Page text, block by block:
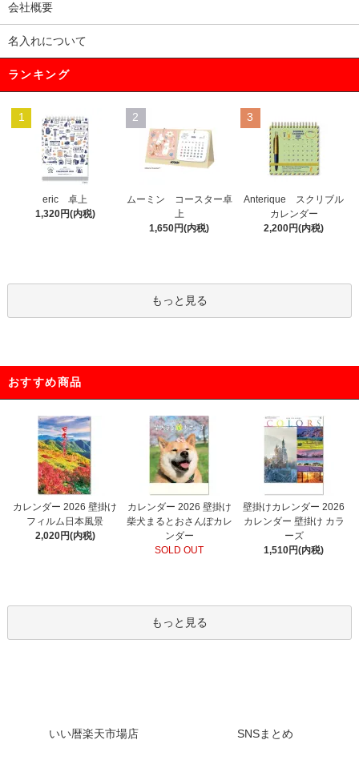
会社概要
名入れについて
ランキング
1
eric 卓上
1,320円(内税)
2
ムーミン コースター卓
上
1,650円(内税)
3
Anterique スクリブル
カレンダー
2,200円(内税)
もっと見る
おすすめ商品
カレンダー 2026 壁掛け
フィルム日本風景
2,020円(内税)
カレンダー 2026 壁掛け
柴犬まるとおさんぽカレ
ンダー
SOLD OUT
壁掛けカレンダー 2026
カレンダー 壁掛け カラ
ーズ
1,510円(内税)
もっと見る
いい暦楽天市場店 SNSまとめ